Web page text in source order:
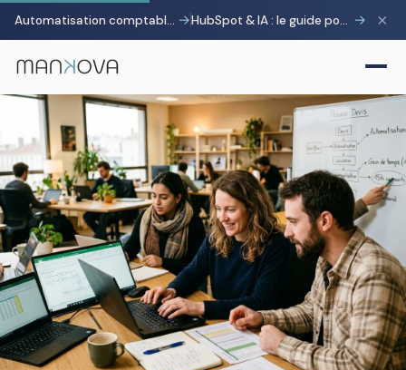
Automatisation comptable avec Pennylane : transformer la charge administrative en avantage stratégique → HubSpot & IA : le guide pour gagner 10 heures par semaine → ×